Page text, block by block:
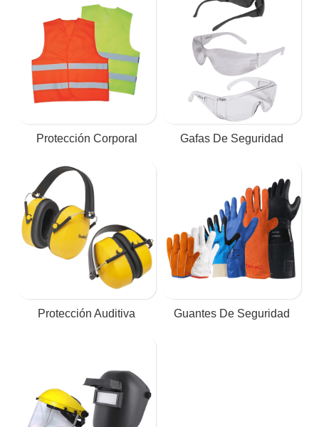
Protección Corporal Gafas De Seguridad
Protección Auditiva Guantes De Seguridad